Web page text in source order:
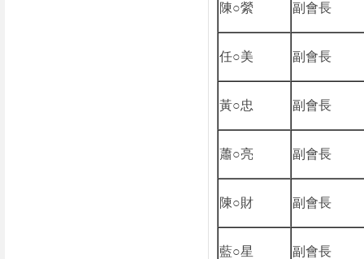
陳○縈 副會長
任○美 副會長
黃○忠 副會長
蕭○亮 副會長
陳○財 副會長
藍○星 副會長